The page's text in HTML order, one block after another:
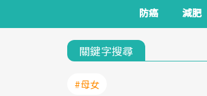
防癌 減肥
關鍵字搜尋
#母女